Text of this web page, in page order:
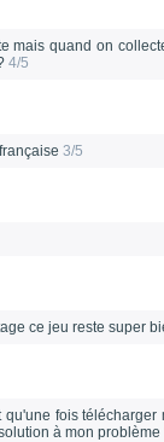
mais quand on
4/5
3/5
ce jeu reste super
fois
à mon problème